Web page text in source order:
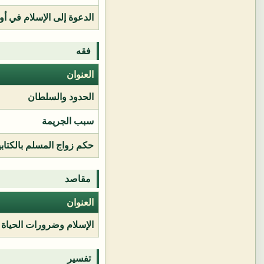
الدعوة إلى الإسلام في
فقه
العنوان
الحدود والسلطان
سبب الجريمة
حكم زواج المسلم
مقاصد
العنوان
الإسلام وضرورات الحياة
تفسير